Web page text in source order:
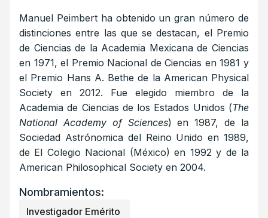
Manuel Peimbert ha obtenido un gran número de
distinciones entre las que se destacan, el Premio
de Ciencias de la Academia Mexicana de Ciencias
en 1971, el Premio Nacional de Ciencias en 1981 y
el Premio Hans A. Bethe de la American Physical
Society en 2012. Fue elegido miembro de la
Academia de Ciencias de los Estados Unidos (The
National Academy of Sciences) en 1987, de la
Sociedad Astrónomica del Reino Unido en 1989,
de El Colegio Nacional (México) en 1992 y de la
American Philosophical Society en 2004.
Nombramientos:
Investigador Emérito